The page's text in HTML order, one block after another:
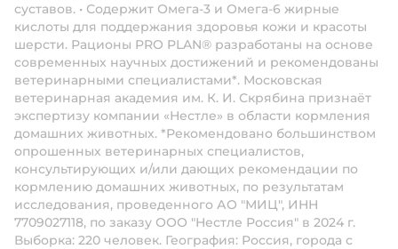
суставов. • Содержит Омега-3 и Омега-6 жирные
кислоты для поддержания здоровья кожи и красоты
шерсти. Рационы PRO PLAN® разработаны на основе
современных научных достижений и рекомендованы
ветеринарными специалистами*. Московская
ветеринарная академия им. К. И. Скрябина признаёт
экспертизу компании «Нестле» в области кормления
домашних животных. *Рекомендовано большинством
опрошенных ветеринарных специалистов,
консультирующих и/или дающих рекомендации по
кормлению домашних животных, по результатам
исследования, проведенного АО "МИЦ", ИНН
7709027118, по заказу ООО "Нестле Россия" в 2024 г.
Выборка: 220 человек. География: Россия, города с